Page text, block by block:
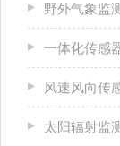
野外气象监
一体化传感
风速风向传
太阳辐射监